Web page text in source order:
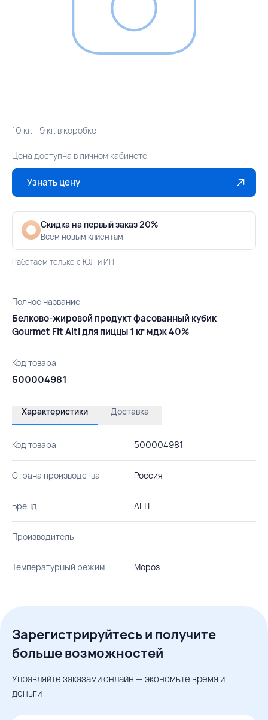
10 кг. - 9 кг. в коробке
Цена доступна в личном кабинете
Узнать цену
Скидка на первый заказ 20%
Всем новым клиентам
Работаем только с ЮЛ и ИП
Полное название
Белково-жировой продукт фасованный кубик
Gourmet Fit Alti для пиццы 1 кг мдж 40%
Код товара
500004981
Характеристики Доставка
Код товара 500004981
Страна производства Россия
Бренд ALTI
Производитель -
Температурный режим Мороз
Зарегистрируйтесь и получите
больше возможностей
Управляйте заказами онлайн — экономьте время и
деньги